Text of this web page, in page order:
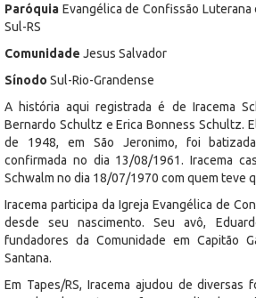
Paróquia Evangélica de Confissão Luterana
Sul-RS
Comunidade Jesus Salvador
Sínodo Sul-Rio-Grandense
A história aqui registrada é de Iracema
Bernardo Schultz e Erica Bonness Schultz.
de 1948, em São Jeronimo, foi
confirmada no dia 13/08/1961. Iracema
Schwalm no dia 18/07/1970 com quem teve
Iracema participa da Igreja Evangélica de
desde seu nascimento. Seu avô,
fundadores da Comunidade em Capitão
Santana.
Em Tapes/RS, Iracema ajudou de diversas